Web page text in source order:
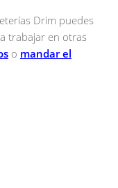
Drim puedes
trabajar en otras
o mandar el